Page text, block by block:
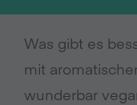
Was gibt es
mit
wunderbar